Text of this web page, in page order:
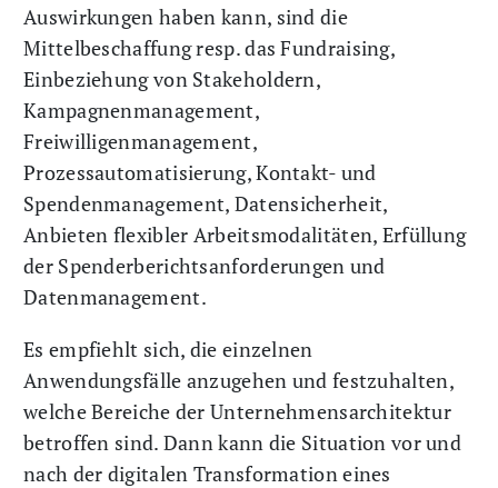
Auswirkungen haben kann, sind die
Mittelbeschaffung resp. das Fundraising,
Einbeziehung von Stakeholdern,
Kampagnenmanagement,
Freiwilligenmanagement,
Prozessautomatisierung, Kontakt- und
Spendenmanagement, Datensicherheit,
Anbieten flexibler Arbeitsmodalitäten, Erfüllung
der Spenderberichtsanforderungen und
Datenmanagement.
Es empfiehlt sich, die einzelnen
Anwendungsfälle anzugehen und festzuhalten,
welche Bereiche der Unternehmensarchitektur
betroffen sind. Dann kann die Situation vor und
nach der digitalen Transformation eines